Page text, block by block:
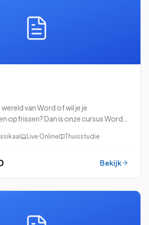
wereld van Word of wil je je
opfrissen? Dan is onze cursus Word
Live Online Thuisstudie
Bekijk